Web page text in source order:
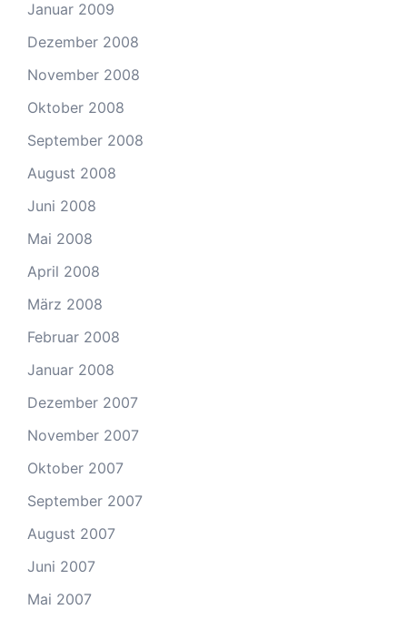
Januar 2009
Dezember 2008
November 2008
Oktober 2008
September 2008
August 2008
Juni 2008
Mai 2008
April 2008
März 2008
Februar 2008
Januar 2008
Dezember 2007
November 2007
Oktober 2007
September 2007
August 2007
Juni 2007
Mai 2007